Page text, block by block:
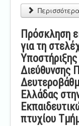
Πρόσκληση
για τη
Διεύθυνσης
Ελλάδας
πτυχίου